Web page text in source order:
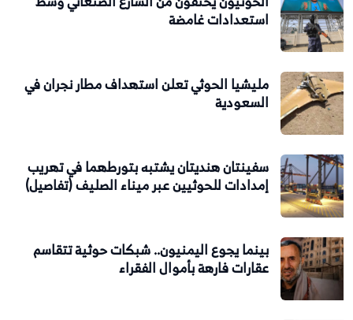
استعدادات غامضة
مليشيا الحوثي تعلن استهداف مطار نجران في
السعودية
سفينتان هنديتان يشتبه بتورطهما في تهريب
إمدادات للحوثيين عبر ميناء الصليف (تفاصيل)
بينما يجوع اليمنيون.. شبكات حوثية تتقاسم
عقارات فارهة بأموال الفقراء